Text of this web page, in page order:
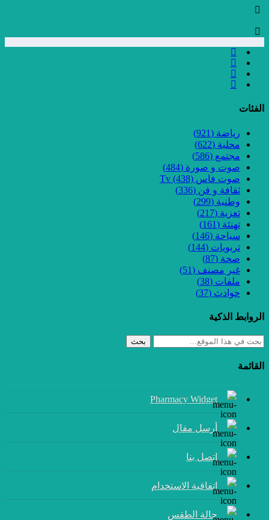
الفئات
رياضة (921)
محلية (622)
مجتمع (586)
صوت و صورة (484)
صوت فاس Tv (438)
ثقافة و فن (336)
وطنية (299)
تعزية (217)
تهنئة (161)
سياحة (146)
تربويات (144)
صحة (87)
غير مصنف (51)
ملفات (38)
حوادث (37)
الروابط الذكية
بحث
القائمة
Pharmacy Widget
أرسل مقال
إتصل بنا
اتفاقية الاستخدام
حالة الطقس